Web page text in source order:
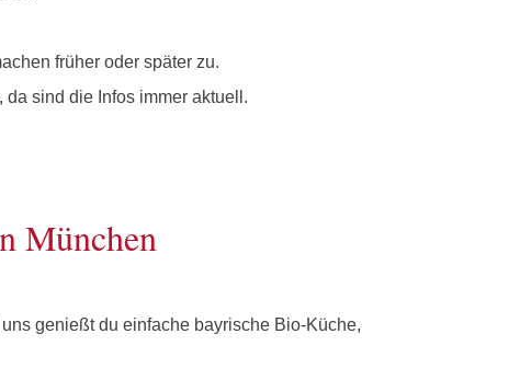
früher oder später zu.
sind die Infos immer aktuell.
München
genießt du einfache bayrische Bio-Küche,